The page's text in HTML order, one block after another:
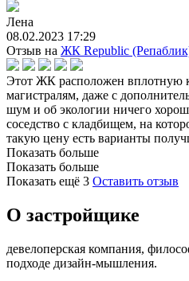
Лена
08.02.2023 17:29
Отзыв на ЖК Republic
Этот ЖК расположен вплотную
магистралям, даже с
шум и об экологии ничего
соседство с кладбищем, на
такую цену есть варианты
Показать больше
Показать больше
Показать ещё 3 Оставить отзыв
О застройщике
девелоперская компания,
подходе дизайн-мышления.